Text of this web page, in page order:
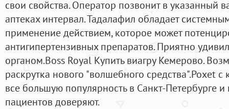
свои свойства. Оператор позвонит в указанный
аптеках интервал. Тадалафил обладает
применение действием, которое может
антигипертензивных препаратов. Приятно
органом.Boss Royal Купить виагру Кемерово.
раскрутка нового "волшебного средства".Poxet
все большую популярность в Санкт-Петербурге
пациентов доверяют.